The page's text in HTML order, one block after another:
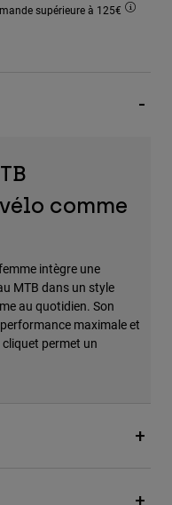
supérieure à 125€
comme
intègre une
MTB dans un style
au quotidien. Son
maximale et
permet un